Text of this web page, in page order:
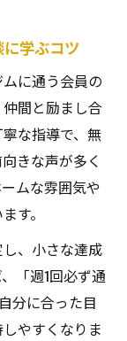
学ぶコツ
に通う会員の
間と励まし合
な指導で、無
きな声が多く
ムな雰囲気や
す。
、小さな達成
「週1回必ず通
分に合った目
やすくなりま